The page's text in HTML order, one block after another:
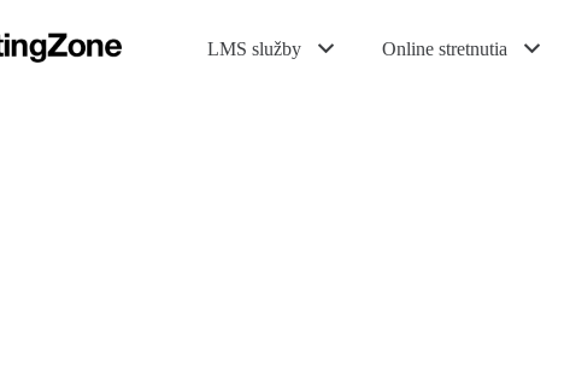
LMS služby Online stretnutia